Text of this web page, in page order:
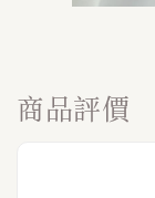
商品評價